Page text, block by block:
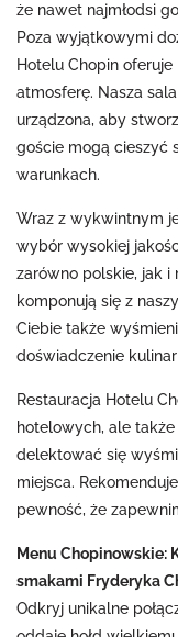
że nawet najmłodsi
Poza wyjątkowymi
Hotelu Chopin
atmosferę. Nasza
urządzona, aby
goście mogą cieszyć
warunkach.
Wraz z wykwintnym
wybór wysokiej
zarówno polskie, jak
komponują się z
Ciebie także
doświadczenie
Restauracja Hotelu
hotelowych, ale
delektować się
miejsca.
pewność, że
Menu Chopinowskie:
smakami Fryderyka
Odkryj unikalne